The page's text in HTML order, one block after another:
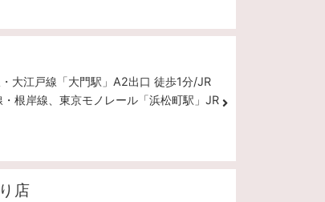
大江戸線「大門駅」A2出口 徒歩1分/JR
根岸線、東京モノレール「浜松町駅」JR
店